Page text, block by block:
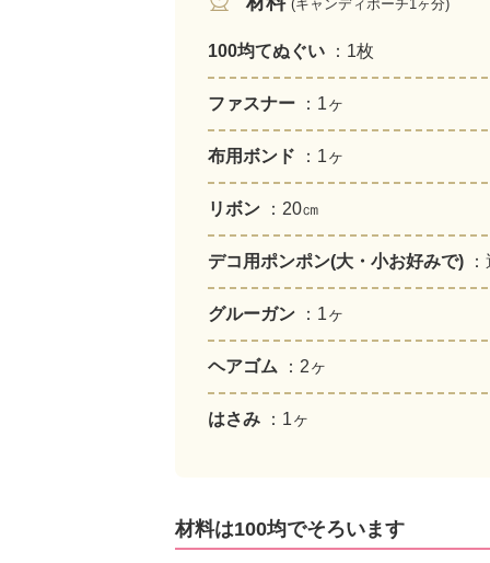
(キャンディポーチ1ヶ分)
100均てぬぐい ：1枚
ファスナー ：1ヶ
布用ボンド ：1ヶ
リボン ：20㎝
デコ用ポンポン(大・小お好みで)
グルーガン ：1ヶ
ヘアゴム ：2ヶ
はさみ ：1ヶ
材料は100均でそろいます